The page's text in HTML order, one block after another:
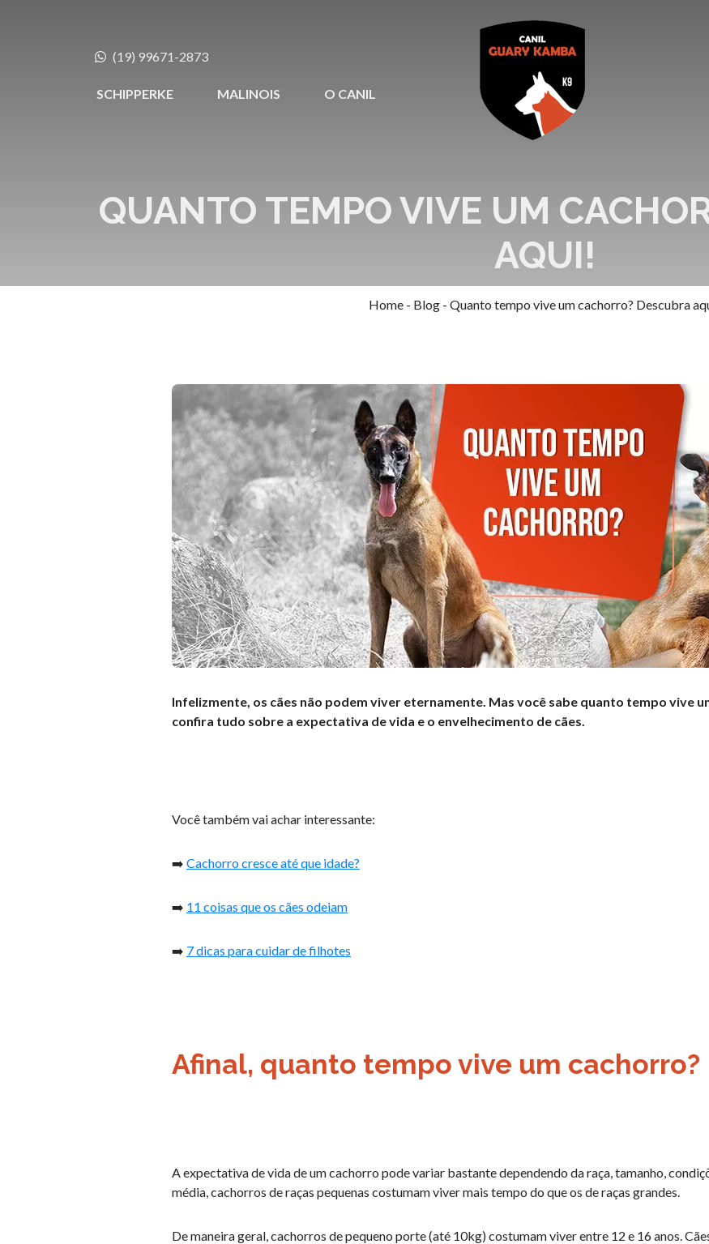
(19) 99671-2873
SCHIPPERKE MALINOIS O CANIL
QUANTO TEMPO VIVE UM
AQUI!
Home - Blog - Quanto tempo vive um cachorro? Descubra
Infelizmente, os cães não podem viver eternamente. Mas você sabe quanto tempo vive
confira tudo sobre a expectativa de vida e o envelhecimento de cães.
Você também vai achar interessante:
➡️ Cachorro cresce até que idade?
➡️ 11 coisas que os cães odeiam
➡️ 7 dicas para cuidar de filhotes
Afinal, quanto tempo vive um cachorro?
A expectativa de vida de um cachorro pode variar bastante dependendo da raça, tamanho,
média, cachorros de raças pequenas costumam viver mais tempo do que os de raças grandes.
De maneira geral, cachorros de pequeno porte (até 10kg) costumam viver entre 12 e 16 anos.